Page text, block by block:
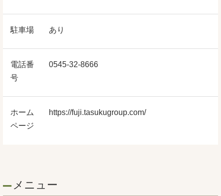
駐車場 あり
電話番
号
0545-32-8666
ホーム
ページ
https://fuji.tasukugroup.com/
メニュー